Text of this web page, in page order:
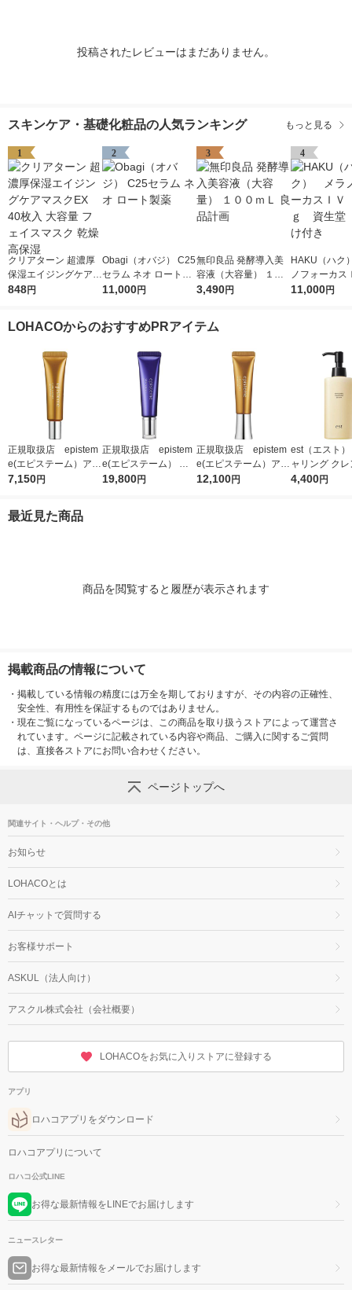
投稿されたレビューはまだありません。
スキンケア・基礎化粧品の人気ランキング もっと見る
1
クリアターン 超濃厚
保湿エイジングケアマ
スクEX 40枚入 大容量
848円
2
Obagi（オバジ） C25
セラム ネオ ロート製
薬
11,000円
3
無印良品 発酵導入美
容液（大容量） １０
０ｍＬ 良品計画
3,490円
4
HAKU（ハ
ノフォーカ
5ｇ 資生堂
11,000円
LOHACOからのおすすめPRアイテム
正規取扱店 epistem
e(エピステーム）アイ
パーフェクトショット
7,150円
正規取扱店 epistem
e(エピステーム） ス
テムサイエンスアイ 1
19,800円
正規取扱店 epistem
e(エピステーム）アイ
パーフェクトショット
12,100円
est（エスト
ャリング ク
グセラム
4,400円
最近見た商品
商品を閲覧すると履歴が表示されます
掲載商品の情報について
・ 掲載している情報の精度には万全を期しておりますが、その内容の正確性、
安全性、有用性を保証するものではありません。
・ 現在ご覧になっているページは、この商品を取り扱うストアによって運営さ
れています。ページに記載されている内容や商品、ご購入に関するご質問
は、直接各ストアにお問い合わせください。
ページトップへ
関連サイト・ヘルプ・その他
お知らせ
LOHACOとは
AIチャットで質問する
お客様サポート
ASKUL（法人向け）
アスクル株式会社（会社概要）
LOHACOをお気に入りストアに登録する
アプリ
ロハコアプリをダウンロード
ロハコアプリについて
ロハコ公式LINE
お得な最新情報をLINEでお届けします
ニュースレター
お得な最新情報をメールでお届けします